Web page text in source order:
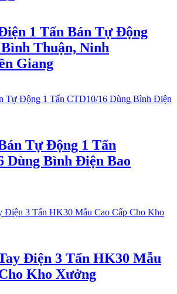
1 Tấn Bán Tự Động
Thuận, Ninh
Giang
Tự Động 1 Tấn
Dùng Bình Điện Bao
Điện 3 Tấn HK30 Mẫu
Kho Xưởng